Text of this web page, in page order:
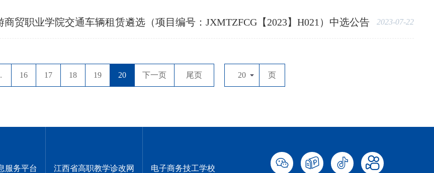
贸职业学院交通车辆租赁遴选（项目编号：JXMTZFCG【2023】H021）中选公告 2023-07-22
16 17 18 19 20 下一页 尾页 20 页
服务平台 江西省高职教学诊改网 电子商务技工学校